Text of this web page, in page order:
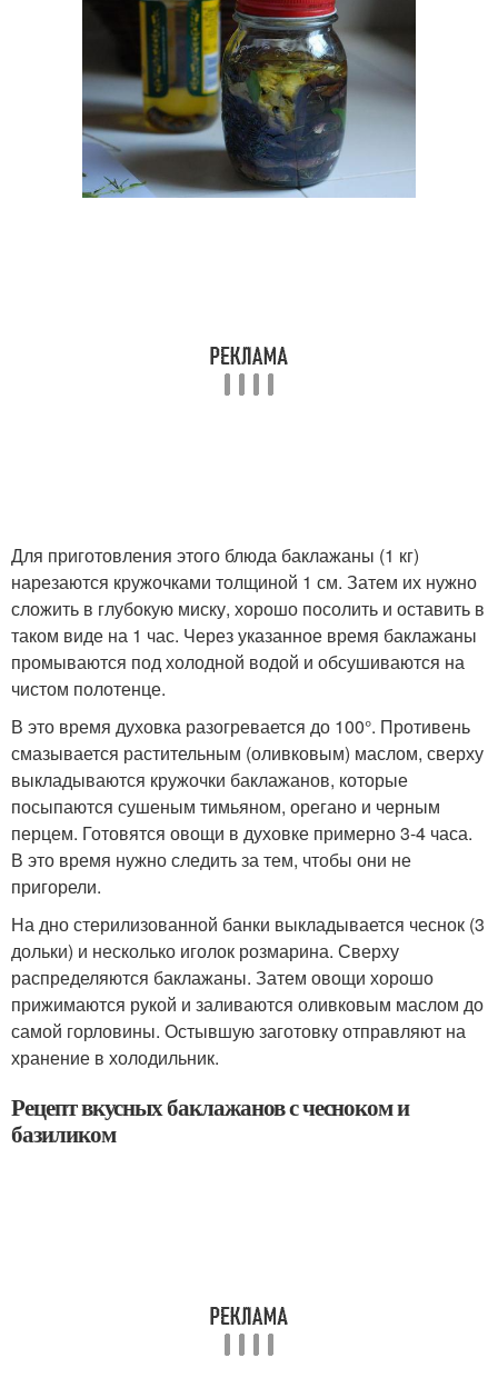
Для приготовления этого блюда баклажаны (1 кг)
нарезаются кружочками толщиной 1 см. Затем их нужно
сложить в глубокую миску, хорошо посолить и оставить в
таком виде на 1 час. Через указанное время баклажаны
промываются под холодной водой и обсушиваются на
чистом полотенце.
В это время духовка разогревается до 100°. Противень
смазывается растительным (оливковым) маслом, сверху
выкладываются кружочки баклажанов, которые
посыпаются сушеным тимьяном, орегано и черным
перцем. Готовятся овощи в духовке примерно 3-4 часа.
В это время нужно следить за тем, чтобы они не
пригорели.
На дно стерилизованной банки выкладывается чеснок (3
дольки) и несколько иголок розмарина. Сверху
распределяются баклажаны. Затем овощи хорошо
прижимаются рукой и заливаются оливковым маслом до
самой горловины. Остывшую заготовку отправляют на
хранение в холодильник.
Рецепт вкусных баклажанов с чесноком и
базиликом